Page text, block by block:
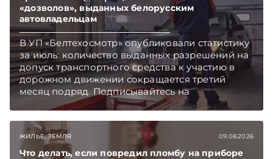
«дозволов», выданных белорусским
автовладельцам
В УП «Белтехосмотр» опубликовали статистику
за июль: количество выданных разрешений на
допуск транспортного средства к участию в
дорожном движении сокращается третий
месяц подряд. Подписывайтесь на
Telegram‑канал и Viber. Главное об экономике
TelegramViber
ЖИЛЬЕ, ЗЕМЛЯ 09.08.2026
Что делать, если повредил пломбу на приборе